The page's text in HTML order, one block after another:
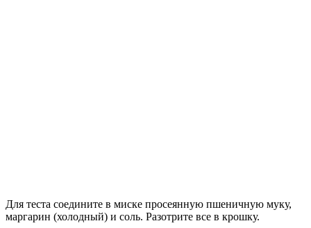
Для теста соедините в миске просеянную пшеничную муку,
маргарин (холодный) и соль. Разотрите все в крошку.